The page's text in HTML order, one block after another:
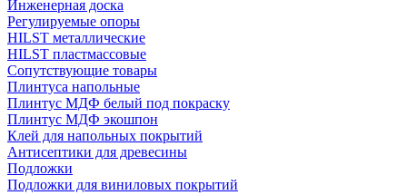
Инженерная доска
Регулируемые опоры
HILST металлические
HILST пластмассовые
Сопутствующие товары
Плинтуса напольные
Плинтус МДФ белый под покраску
Плинтус МДФ экошпон
Клей для напольных покрытий
Антисептики для древесины
Подложки
Подложки для виниловых покрытий